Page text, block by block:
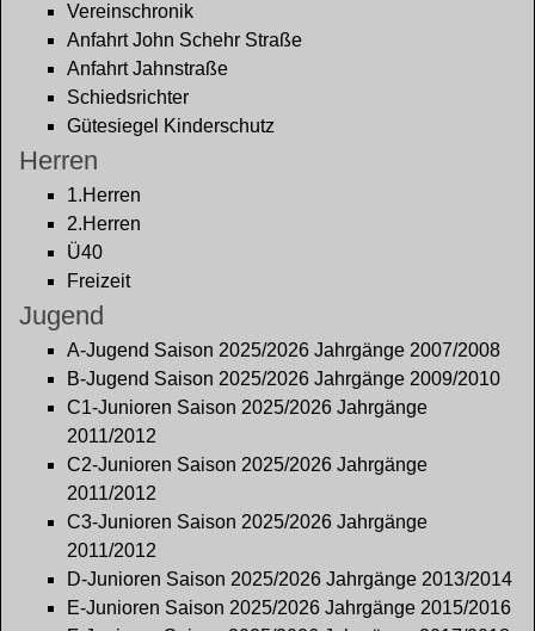
Vereinschronik
Anfahrt John Schehr Straße
Anfahrt Jahnstraße
Schiedsrichter
Gütesiegel Kinderschutz
Herren
1.Herren
2.Herren
Ü40
Freizeit
Jugend
A-Jugend Saison 2025/2026 Jahrgänge 2007/2008
B-Jugend Saison 2025/2026 Jahrgänge 2009/2010
C1-Junioren Saison 2025/2026 Jahrgänge
2011/2012
C2-Junioren Saison 2025/2026 Jahrgänge
2011/2012
C3-Junioren Saison 2025/2026 Jahrgänge
2011/2012
D-Junioren Saison 2025/2026 Jahrgänge 2013/2014
E-Junioren Saison 2025/2026 Jahrgänge 2015/2016